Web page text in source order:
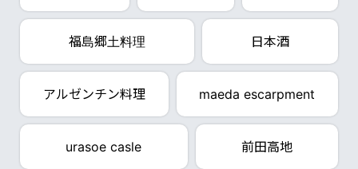
福島郷土料理 日本酒
アルゼンチン料理 maeda escarpment
urasoe casle 前田高地